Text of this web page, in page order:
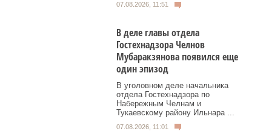
07.08.2026, 11:51
В деле главы отдела
Гостехнадзора Челнов
Мубаракзянова появился еще
один эпизод
В уголовном деле начальника
отдела Гостехнадзора по
Набережным Челнам и
Тукаевскому району Ильнара ...
07.08.2026, 11:01